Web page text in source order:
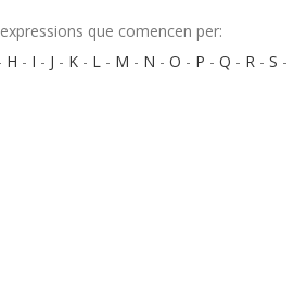
que comencen per:
H - I - J - K - L - M - N - O - P - Q - R - S -